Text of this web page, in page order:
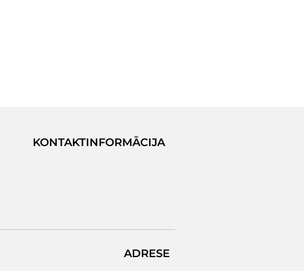
KONTAKTINFORMĀCIJA
ADRESE